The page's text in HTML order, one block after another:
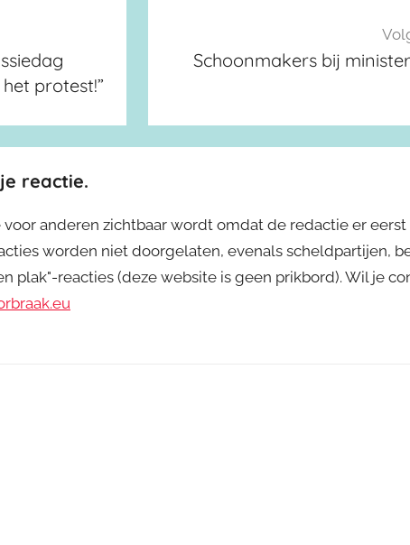
protest!”
Schoonmakers bij
reactie.
anderen zichtbaar wordt omdat de redactie er eerst
worden niet doorgelaten, evenals scheldpartijen,
plak"-reacties (deze website is geen prikbord). Wil je